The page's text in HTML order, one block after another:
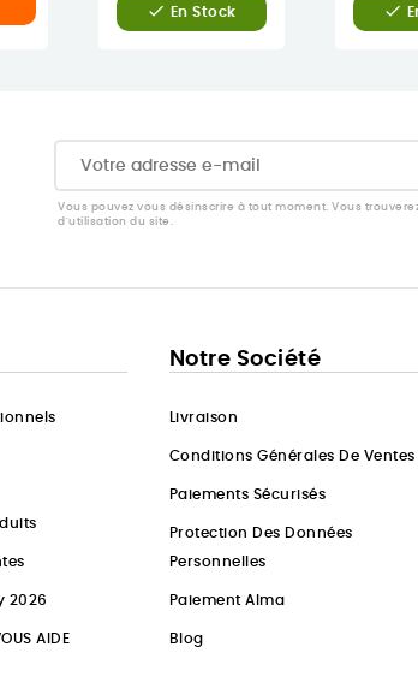
 En Stock 
Vous pouvez vous désinscrire à tout moment. Vous
d'utilisation du site.
2026
AIDE
Notre Société
Livraison
Conditions Générales De Ventes
Paiements Sécurisés
Protection Des Données
Personnelles
Paiement Alma
Blog